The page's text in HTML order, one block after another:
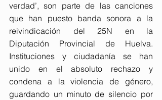
verdad’, son parte de las canciones
que han puesto banda sonora a la
reivindicación del 25N en la
Diputación Provincial de Huelva.
Instituciones y ciudadanía se han
unido en el absoluto rechazo y
condena a la violencia de género,
guardando un minuto de silencio por